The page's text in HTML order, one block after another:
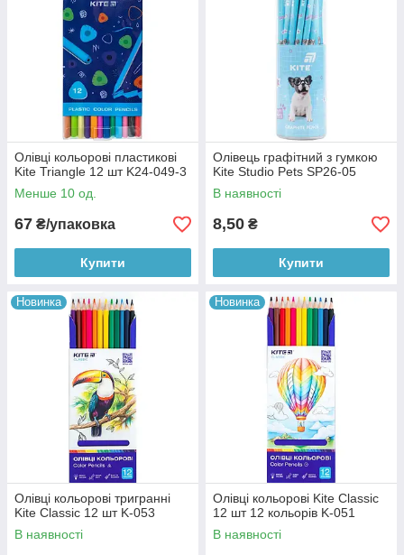
Олівці кольорові пластикові
Kite Triangle 12 шт K24-049-3
Менше 10 од.
67 ₴/упаковка
Купити
Олівець графітний з гумкою
Kite Studio Pets SP26-05
В наявності
8,50 ₴
Купити
Новинка
Олівці кольорові тригранні
Kite Classic 12 шт K-053
В наявності
Новинка
Олівці кольорові Kite Classic
12 шт 12 кольорів K-051
В наявності